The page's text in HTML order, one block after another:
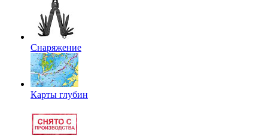
Снаряжение
Карты глубин